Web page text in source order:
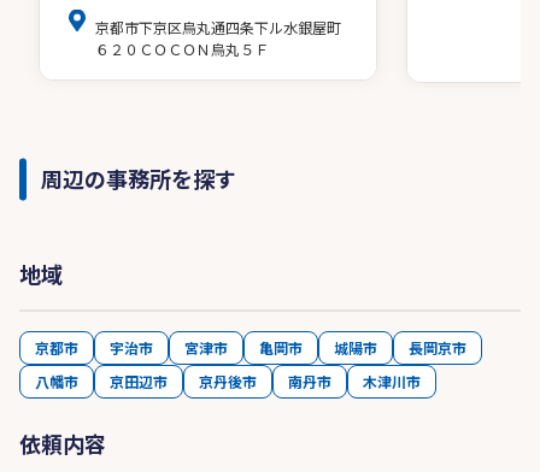
京都市下京区烏丸通四条下ル水銀屋町
６２０ＣＯＣＯＮ烏丸５Ｆ
周辺の事務所を探す
地域
京都市 宇治市 宮津市 亀岡市 城陽市
長岡京市
八幡市
京田辺市 京丹後市 南丹市 木津川市
依頼内容